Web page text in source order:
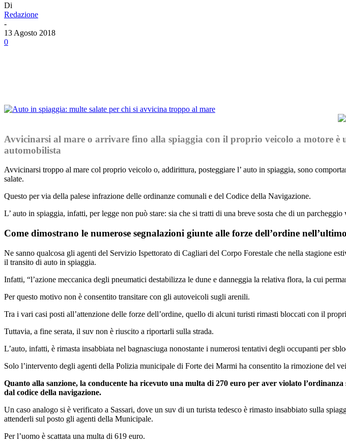
Di
Redazione
-
13 Agosto 2018
0
Avvicinarsi al mare o arrivare fino alla spiaggia con il proprio veicolo a motore è
automobilista
Avvicinarsi troppo al mare col proprio veicolo o, addirittura, posteggiare l’ auto in spiaggia, sono
salate.
Questo per via della palese infrazione delle ordinanze comunali e del Codice della Navigazione.
L’ auto in spiaggia, infatti, per legge non può stare: sia che si tratti di una breve sosta che di un parcheggio
Come dimostrano le numerose segnalazioni giunte alle forze dell’ordine
Ne sanno qualcosa gli agenti del Servizio Ispettorato di Cagliari del Corpo Forestale che nella stagione
il transito di auto in spiaggia.
Infatti, “l’azione meccanica degli pneumatici destabilizza le dune e danneggia la relativa flora, la cui
Per questo motivo non è consentito transitare con gli autoveicoli sugli arenili.
Tra i vari casi posti all’attenzione delle forze dell’ordine, quello di alcuni turisti rimasti bloccati con il
Tuttavia, a fine serata, il suv non è riuscito a riportarli sulla strada.
L’auto, infatti, è rimasta insabbiata nel bagnasciuga nonostante i numerosi tentativi degli occupanti per
Solo l’intervento degli agenti della Polizia municipale di Forte dei Marmi ha consentito la rimozione del
Quanto alla sanzione, la conducente ha ricevuto una multa di 270 euro per aver violato
dal codice della navigazione.
Un caso analogo si è verificato a Sassari, dove un suv di un turista tedesco è rimasto insabbiato sulla
attenderli sul posto gli agenti della Municipale.
Per l’uomo è scattata una multa di 619 euro.